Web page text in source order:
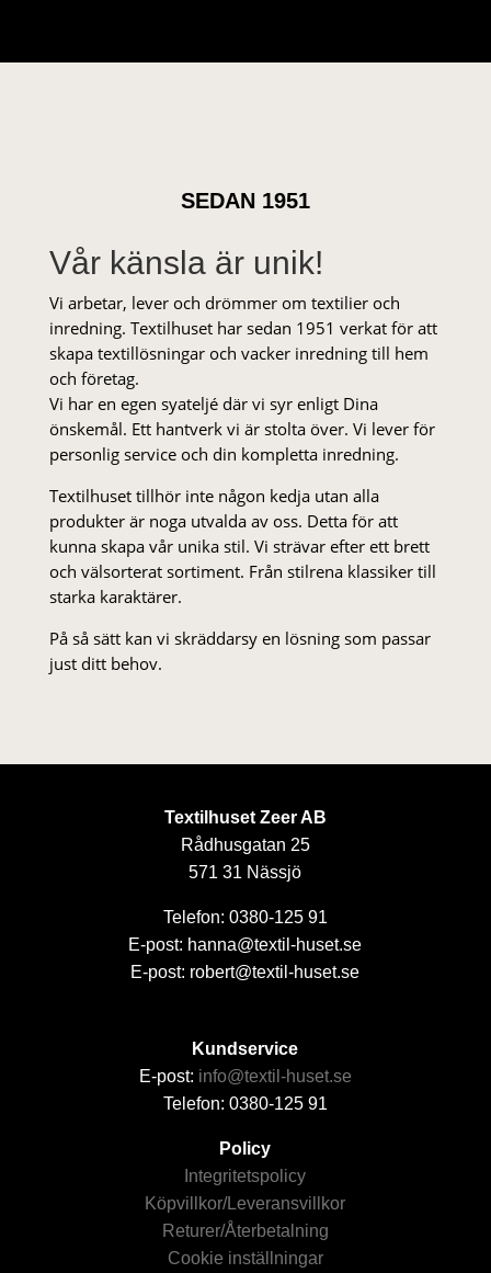
SEDAN 1951
Vår känsla är unik!
Vi arbetar, lever och drömmer om textilier och
inredning. Textilhuset har sedan 1951 verkat för att
skapa textillösningar och vacker inredning till hem
och företag.
Vi har en egen syateljé där vi syr enligt Dina
önskemål. Ett hantverk vi är stolta över. Vi lever för
personlig service och din kompletta inredning.
Textilhuset tillhör inte någon kedja utan alla
produkter är noga utvalda av oss. Detta för att
kunna skapa vår unika stil. Vi strä­var efter ett brett
och välsorterat sor­ti­ment. Från stil­rena klas­siker till
starka karaktärer.
På så sätt kan vi skräddarsy en lösning som passar
just ditt behov.
Textilhuset Zeer AB
Rådhusgatan 25
571 31 Nässjö
Telefon: 0380-125 91
E-post: hanna@textil-huset.se
E-post: robert@textil-huset.se
Kundservice
E-post: info@textil-huset.se
Telefon: 0380-125 91
Policy
Integritetspolicy
Köpvillkor/Leveransvillkor
Returer/Återbetalning
Cookie inställningar